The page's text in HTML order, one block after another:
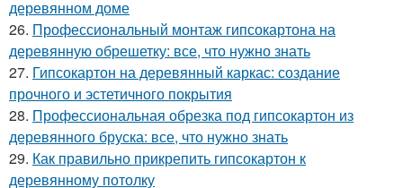
деревянном доме
26. Профессиональный монтаж гипсокартона на
деревянную обрешетку: все, что нужно знать
27. Гипсокартон на деревянный каркас: создание
прочного и эстетичного покрытия
28. Профессиональная обрезка под гипсокартон из
деревянного бруска: все, что нужно знать
29. Как правильно прикрепить гипсокартон к
деревянному потолку